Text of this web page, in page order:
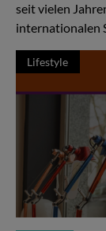
seit vielen
internationalen
Lifestyle